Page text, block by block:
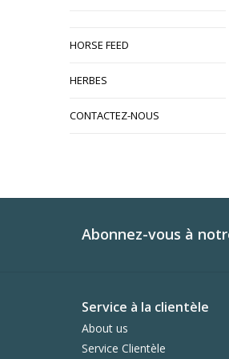
HORSE FEED
HERBES
CONTACTEZ-NOUS
Abonnez-vous à
Service à la clientèle
About us
Service Clientèle